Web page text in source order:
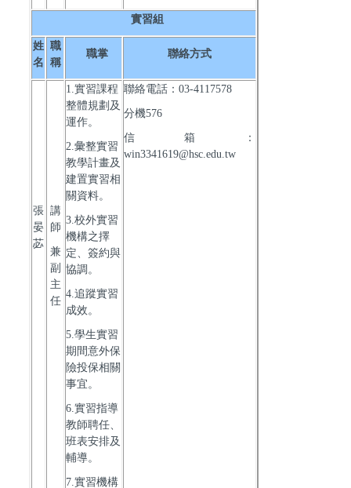
實習組
姓
名
職
稱
職掌 聯絡方式
張
晏
苾
講
師
兼
副
主
任
1.實習課程
整體規劃及
運作。
2.彙整實習
教學計畫及
建置實習相
關資料。
3.校外實習
機構之擇
定、簽約與
協調。
4.追蹤實習
成效。
5.學生實習
期間意外保
險投保相關
事宜。
6.實習指導
教師聘任、
班表安排及
輔導。
7.實習機構
聯絡電話：03-4117578
分機576
信箱：
win3341619@hsc.edu.tw